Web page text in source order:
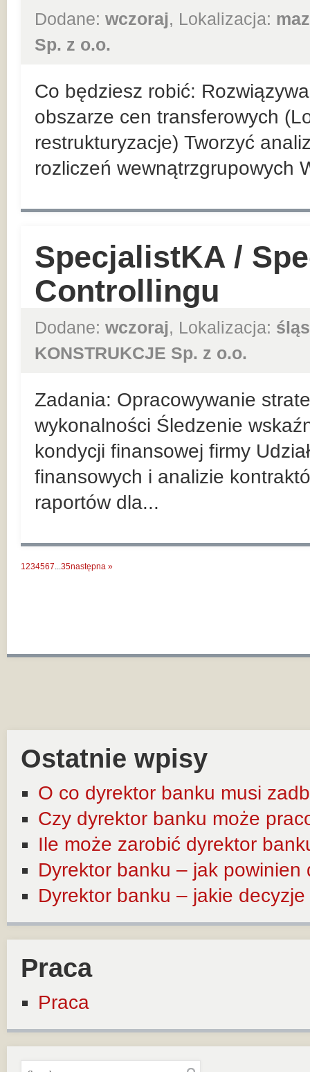
Dodane: wczoraj, Lokalizacja:
Sp. z o.o.
Co będziesz robić:
obszarze cen transferowych
restrukturyzacje) Tworzyć
rozliczeń wewnątrzgrupowych
SpecjalistKA /
Controllingu
Dodane: wczoraj, Lokalizacja:
KONSTRUKCJE Sp. z o.o.
Zadania: Opracowywanie
wykonalności Śledzenie
kondycji finansowej firmy
finansowych i analizie
raportów dla...
1234567...35następna »
Ostatnie wpisy
O co dyrektor banku musi
Czy dyrektor banku może
Ile może zarobić dyrektor
Dyrektor banku – jak
Dyrektor banku – jakie
Praca
Praca